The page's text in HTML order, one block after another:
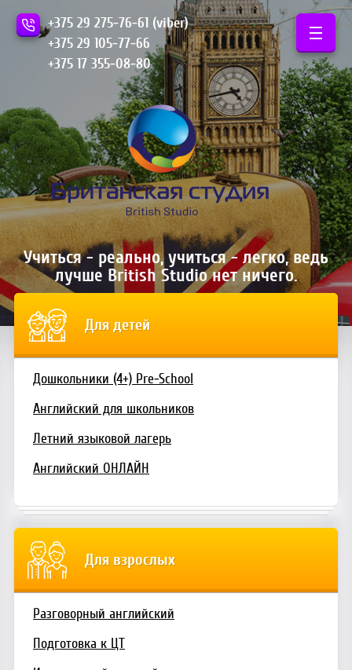
+375 29 275-76-61 (viber)
+375 29 105-77-66
+375 17 355-08-80
Учиться - реально, учиться - легко, ведь
лучше British Studio нет ничего.
Для детей
Дошкольники (4+) Pre-School
Английский для школьников
Летний языковой лагерь
Английский ОНЛАЙН
Для взрослых
Разговорный английский
Подготовка к ЦТ